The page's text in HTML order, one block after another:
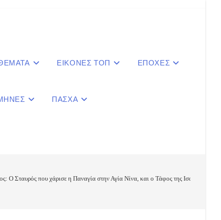
ΕΙΚΟΝΕΣ ΤΟΠ ΕΠΟΧΕΣ
ΠΑΣΧΑ
Ο Σταυρός που χάρισε η Παναγία στην Αγία Νίνα, και ο Τάφος της Ισαπόστόλου